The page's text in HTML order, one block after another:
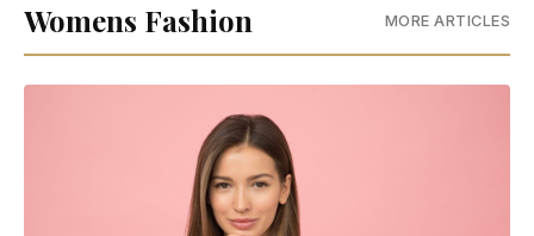
Womens Fashion MORE ARTICLES